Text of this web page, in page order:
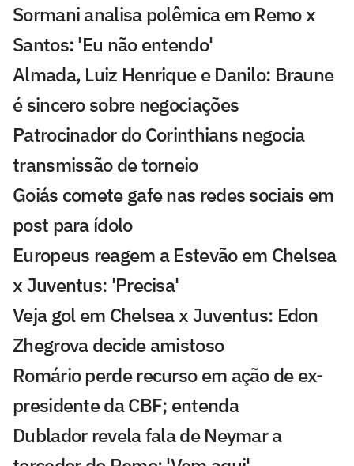
Sormani analisa polêmica em Remo x
Santos: 'Eu não entendo'
Almada, Luiz Henrique e Danilo: Braune
é sincero sobre negociações
Patrocinador do Corinthians negocia
transmissão de torneio
Goiás comete gafe nas redes sociais em
post para ídolo
Europeus reagem a Estevão em Chelsea
x Juventus: 'Precisa'
Veja gol em Chelsea x Juventus: Edon
Zhegrova decide amistoso
Romário perde recurso em ação de ex-
presidente da CBF; entenda
Dublador revela fala de Neymar a